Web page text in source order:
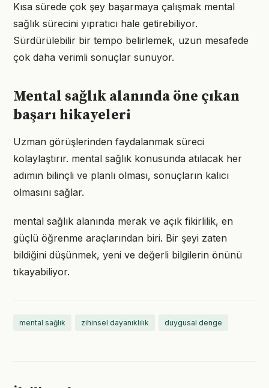
Kısa sürede çok şey başarmaya çalışmak mental
sağlık sürecini yıpratıcı hale getirebiliyor.
Sürdürülebilir bir tempo belirlemek, uzun mesafede
çok daha verimli sonuçlar sunuyor.
Mental sağlık alanında öne çıkan
başarı hikayeleri
Uzman görüşlerinden faydalanmak süreci
kolaylaştırır. mental sağlık konusunda atılacak her
adımın bilinçli ve planlı olması, sonuçların kalıcı
olmasını sağlar.
mental sağlık alanında merak ve açık fikirlilik, en
güçlü öğrenme araçlarından biri. Bir şeyi zaten
bildiğini düşünmek, yeni ve değerli bilgilerin önünü
tıkayabiliyor.
mental sağlık zihinsel dayanıklılık duygusal denge